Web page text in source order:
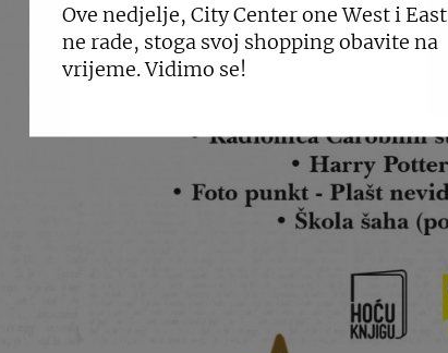
Ove nedjelje, City Center one West i East
ne rade, stoga svoj shopping obavite na
vrijeme. Vidimo se!